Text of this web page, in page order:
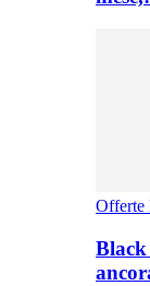
Offerte
Black